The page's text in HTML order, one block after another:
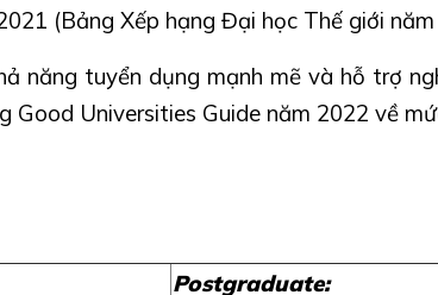
(Bảng Xếp hạng Đại học Thế giới
năng tuyển dụng mạnh mẽ và hỗ trợ
Universities Guide năm 2022 về
Postgraduate: